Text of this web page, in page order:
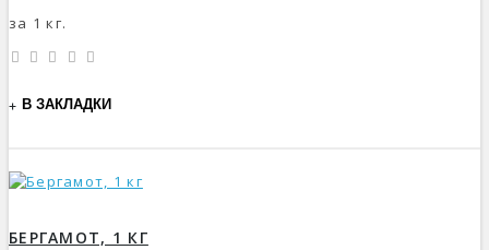
за 1 кг.
В ЗАКЛАДКИ
БЕРГАМОТ, 1 КГ